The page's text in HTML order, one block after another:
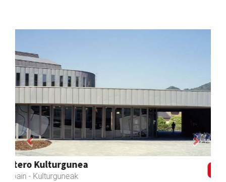
Karrika auto konponketa
Andoain - Auto konponketak
Previous Next